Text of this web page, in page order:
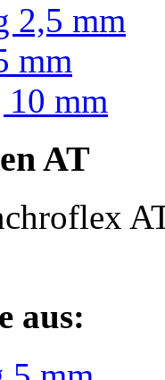
2,5 mm
mm
mm
AT
aus: